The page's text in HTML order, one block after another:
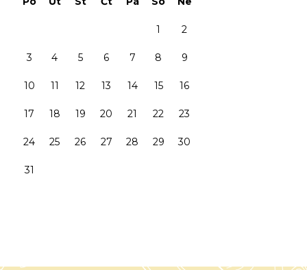
1 2
3 4 5 6 7 8 9
10 11 12 13 14 15 16
17 18 19 20 21 22 23
24 25 26 27 28 29 30
31